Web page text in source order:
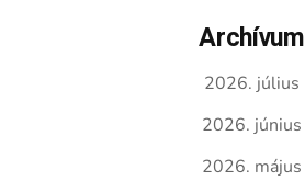
Archívum
2026. július
2026. június
2026. május